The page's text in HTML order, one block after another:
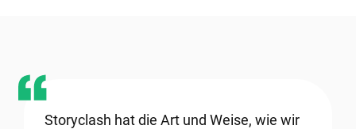
Storyclash hat die Art und Weise, wie wir